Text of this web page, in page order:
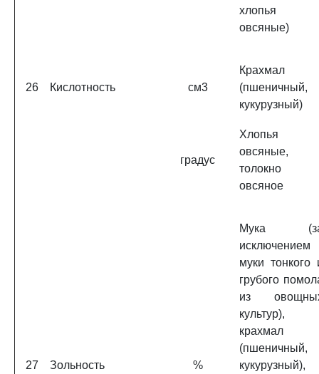
хлопья
овсяные)
26 Кислотность см3
Крахмал
(пшеничный,
кукурузный)
градус
Хлопья
овсяные,
толокно
овсяное
27 Зольность %
Мука
исключением
муки тонкого
грубого
из
культур),
крахмал
(пшеничный,
кукурузный),